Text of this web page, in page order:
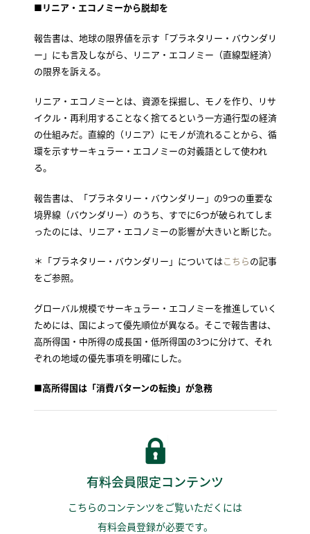
■リニア・エコノミーから脱却を
報告書は、地球の限界値を示す「プラネタリー・バウンダリ
ー」にも言及しながら、リニア・エコノミー（直線型経済）
の限界を訴える。
リニア・エコノミーとは、資源を採掘し、モノを作り、リサ
イクル・再利用することなく捨てるという一方通行型の経済
の仕組みだ。直線的（リニア）にモノが流れることから、循
環を示すサーキュラー・エコノミーの対義語として使われ
る。
報告書は、「プラネタリー・バウンダリー」の9つの重要な
境界線（バウンダリー）のうち、すでに6つが破られてしま
ったのには、リニア・エコノミーの影響が大きいと断じた。
＊「プラネタリー・バウンダリー」についてはこちらの記事
をご参照。
グローバル規模でサーキュラー・エコノミーを推進していく
ためには、国によって優先順位が異なる。そこで報告書は、
高所得国・中所得の成長国・低所得国の3つに分けて、それ
ぞれの地域の優先事項を明確にした。
■高所得国は「消費パターンの転換」が急務
有料会員限定コンテンツ
こちらのコンテンツをご覧いただくには
有料会員登録が必要です。